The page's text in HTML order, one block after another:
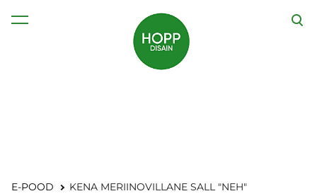
lisati ostukorvi. Vaata ostukorvi
E-POOD KENA MERIINOVILLANE SALL "NEH"